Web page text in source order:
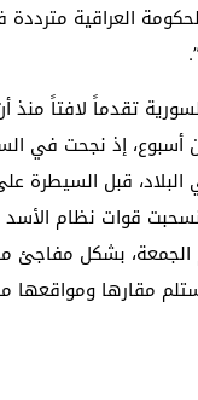
العراقية مترددة
تقدماً لافتاً منذ
أسبوع، إذ نجحت في
البلاد، قبل السيطرة
انسحبت قوات نظام
الجمعة، بشكل مفاجئ
مقارها ومواقعها